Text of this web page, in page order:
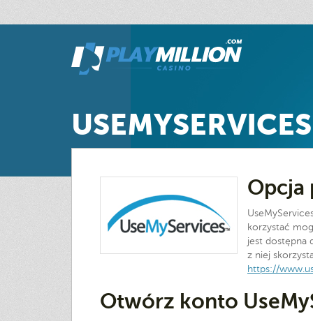
USEMYSERVICES
Opcja
korzystać
jest dostępna
z niej
https://
Otwórz konto